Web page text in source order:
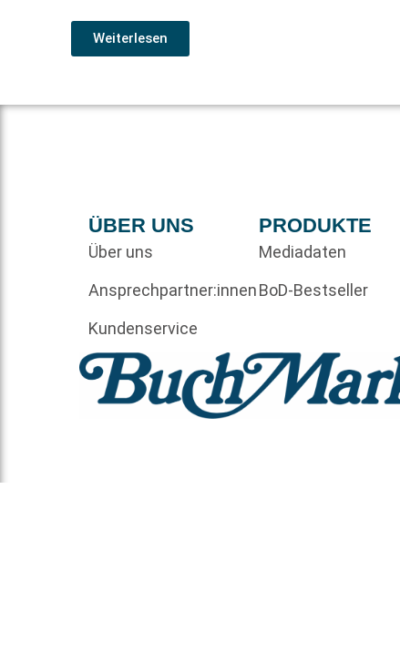
Weiterlesen
ÜBER UNS
Über uns
Ansprechpartner:innen
Kundenservice
PRODUKTE
Mediadaten
BoD-Bestseller